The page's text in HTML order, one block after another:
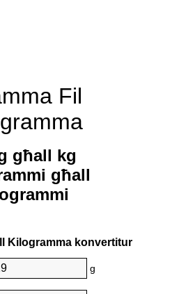
Fil
għall kg
għall
Kilogramma konvertitur
g